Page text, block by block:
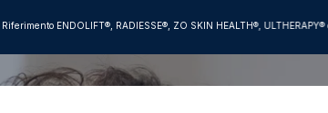
ENDOLIFT®, RADIESSE®, ZO SKIN HEALTH®,